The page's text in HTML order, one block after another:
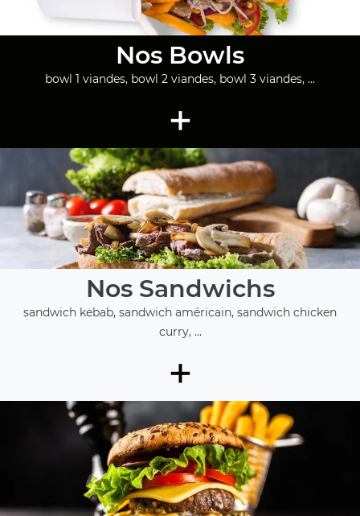
Nos Bowls
bowl 1 viandes, bowl 2 viandes, bowl 3 viandes, ...
+
Nos Sandwichs
sandwich kebab, sandwich américain, sandwich chicken
curry, ...
+